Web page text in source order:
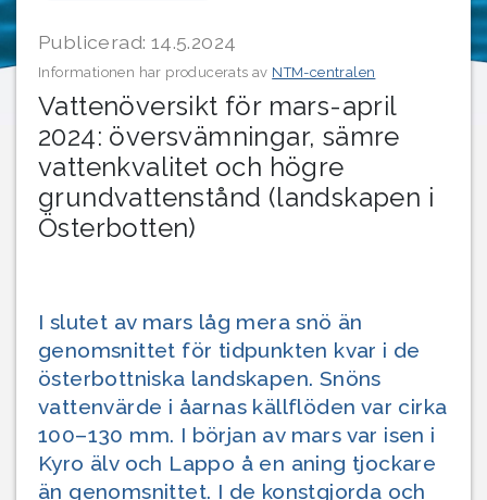
Publicerad: 14.5.2024
Informationen har producerats av NTM-centralen
Vattenöversikt för mars-april
2024: översvämningar, sämre
vattenkvalitet och högre
grundvattenstånd (landskapen i
Österbotten)
I slutet av mars låg mera snö än
genomsnittet för tidpunkten kvar i de
österbottniska landskapen. Snöns
vattenvärde i åarnas källflöden var cirka
100–130 mm. I början av mars var isen i
Kyro älv och Lappo å en aning tjockare
än genomsnittet. I de konstgjorda och